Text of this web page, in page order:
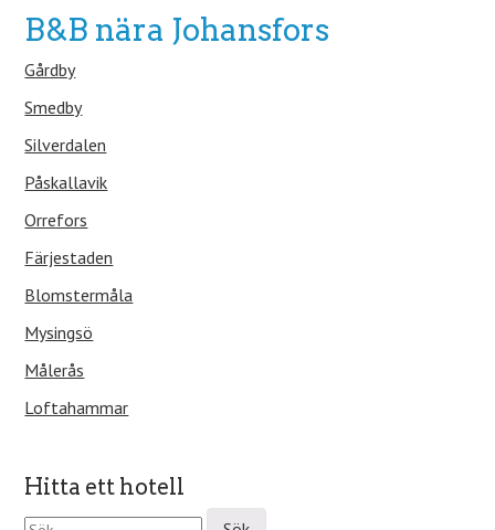
B&B nära Johansfors
Gårdby
Smedby
Silverdalen
Påskallavik
Orrefors
Färjestaden
Blomstermåla
Mysingsö
Målerås
Loftahammar
Hitta ett hotell
S